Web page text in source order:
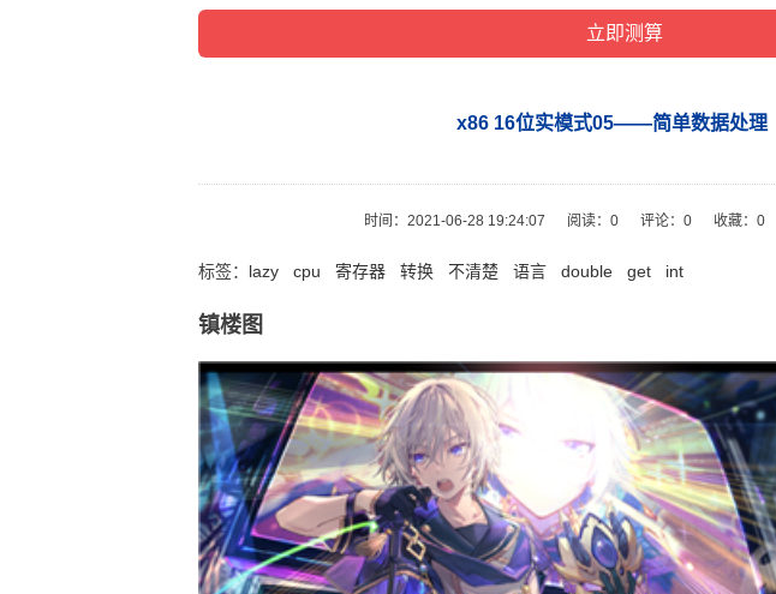
x86 16位实模式05——简单数据处理
时间：2021-06-28 19:24:07 阅读：0 评论：0 收藏：0
标签： lazy cpu 寄存器 转换 不清楚 语言 double get int
镇楼图